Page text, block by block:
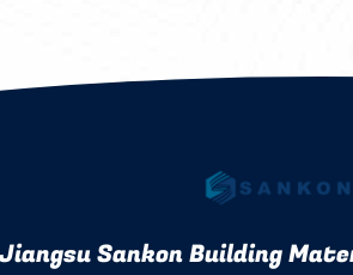
Jiangsu Sankon Building